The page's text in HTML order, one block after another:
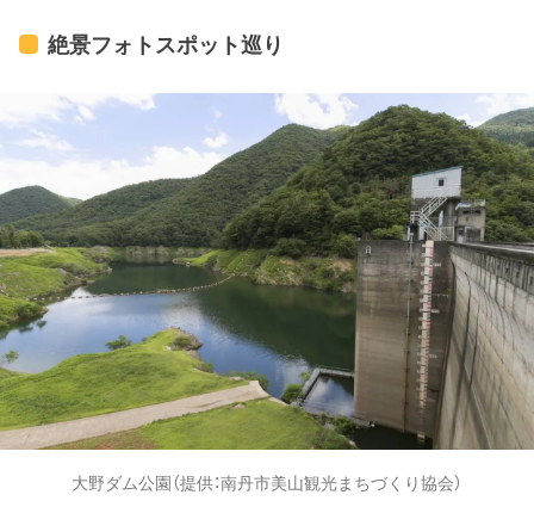
veral small shrines within the village.
絶景フォトスポット巡り
大野ダム公園（提供：南丹市美山観光まちづくり協会）